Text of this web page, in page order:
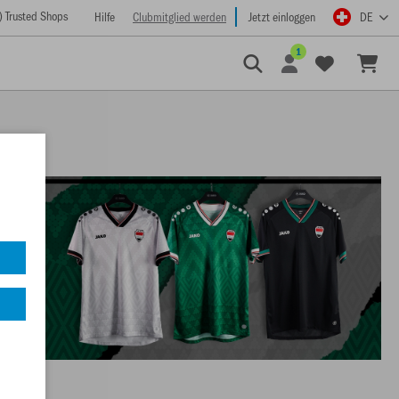
Shops Hilfe Clubmitglied werden Jetzt einloggen DE
1